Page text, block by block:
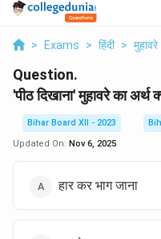
> Exams > हिंदी > मुहावरे
Question.
'पीठ दिखाना' मुहावरे का अर्थ
Bihar Board XII - 2023
Updated On: Nov 6, 2025
हार कर भाग जाना